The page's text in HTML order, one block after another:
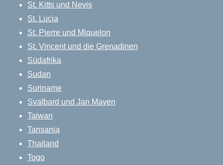
St. Kitts und Nevis
St. Lucia
St. Pierre und Miquelon
St. Vincent und die Grenadinen
Südafrika
Sudan
Suriname
Svalbard und Jan Mayen
Taiwan
Tansania
Thailand
Togo